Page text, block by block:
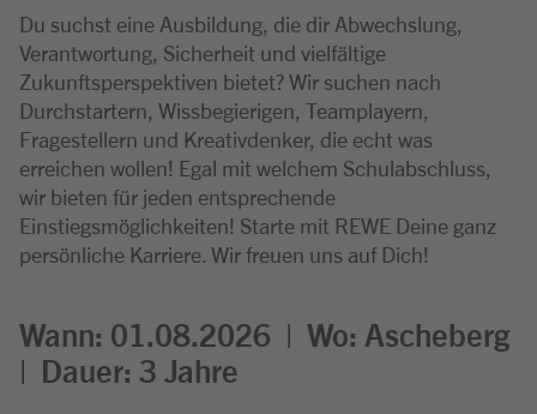
Du suchst eine Ausbildung, die dir Abwechslung,
Verantwortung, Sicherheit und vielfältige
Zukunftsperspektiven bietet? Wir suchen nach
Durchstartern, Wissbegierigen, Teamplayern,
Fragestellern und Kreativdenker, die echt was
erreichen wollen! Egal mit welchem Schulabschluss,
wir bieten für jeden entsprechende
Einstiegsmöglichkeiten! Starte mit REWE Deine ganz
persönliche Karriere. Wir freuen uns auf Dich!
Wann: 01.08.2026 | Wo: Ascheberg
| Dauer: 3 Jahre